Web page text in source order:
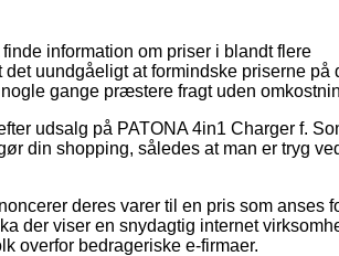
information om priser i blandt flere
uundgåeligt at formindske priserne på
gange præstere fragt uden
udsalg på PATONA 4in1 Charger f.
din shopping, således at man er tryg
deres varer til en pris som anses
der viser en snydagtig internet
overfor bedrageriske e-firmaer.